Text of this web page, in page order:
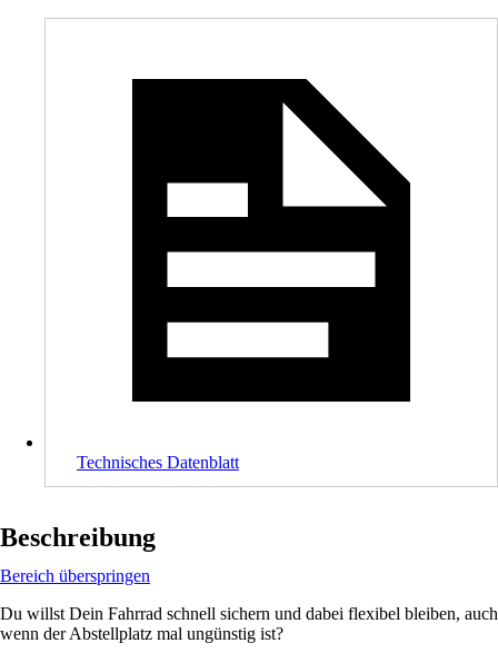
Technisches Datenblatt
Beschreibung
Bereich überspringen
Du willst Dein Fahrrad schnell sichern und dabei flexibel bleiben, auch
wenn der Abstellplatz mal ungünstig ist?